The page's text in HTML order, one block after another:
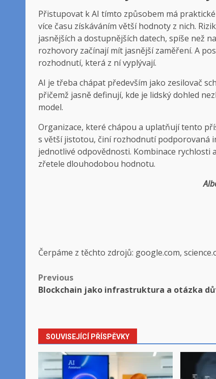
Přistupovat k AI tímto způsobem má
více času získáváním větší hodnoty z nich.
jasnějších a dostupnějších datech, spíše než
rozhovory začínají mít jasnější zaměření. A
rozhodnutí, která z ní vyplývají.
AI je třeba chápat především jako zesilovač
přičemž jasně definují, kde je lidský dohled
model.
Organizace, které chápou a uplatňují tento
s větší jistotou, činí rozhodnutí podporovaná
jednotlivé odpovědnosti. Kombinace
zřetele dlouhodobou hodnotu.
Čerpáme z těchto zdrojů: google.com,
Post
navigation
Previous
Blockchain jako infrastruktura a otázka
SOUVISEJÍCÍ PŘÍSPĚVKY